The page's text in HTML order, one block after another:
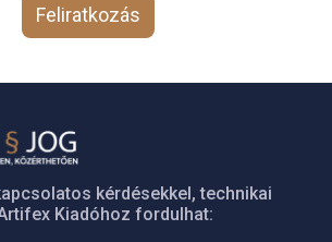
Feliratkozás
kérdésekkel, technikai
Kiadóhoz fordulhat: